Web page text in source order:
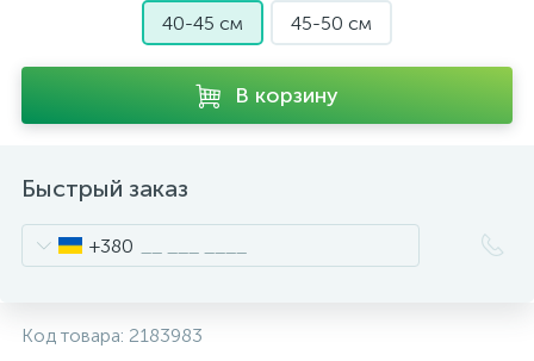
40-45 см
45-50 см
В корзину
Быстрый заказ
+380
Код товара: 2183983